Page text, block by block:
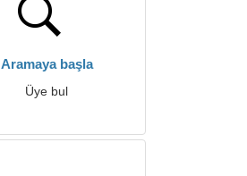
Aramaya başla
Üye bul